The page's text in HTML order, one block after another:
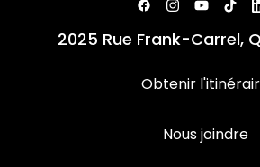
2025 Rue Frank-Carrel,
Obtenir
Nous joindre